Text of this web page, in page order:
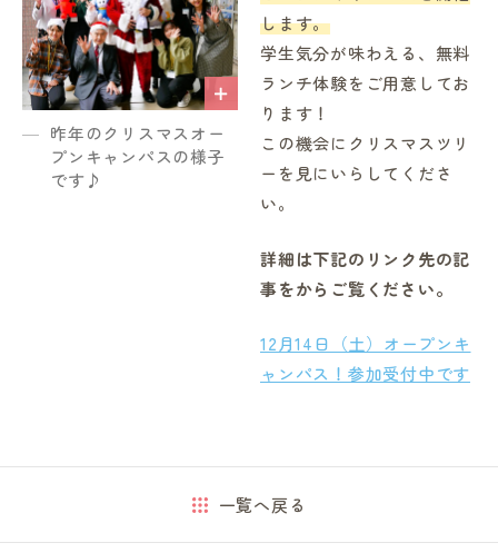
昨年のクリスマスオー
プンキャンパスの様子
です♪
します。
学生気分が味わえる、無料
ランチ体験をご用意してお
ります！
この機会にクリスマスツリ
ーを見にいらしてくださ
い。
詳細は下記のリンク先の記
事をからご覧ください。
12月14日（土）オープンキ
ャンパス！参加受付中です
一覧へ戻る